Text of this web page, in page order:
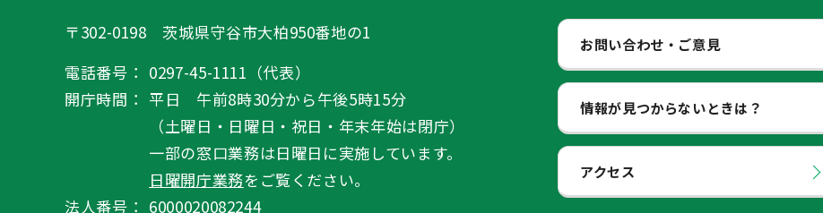
〒302-0198 茨城県守谷市大柏950番地の1
電話番号： 0297-45-1111（代表）
開庁時間： 平日 午前8時30分から午後5時15分
（土曜日・日曜日・祝日・年末年始は閉庁）
一部の窓口業務は日曜日に実施しています。
日曜開庁業務をご覧ください。
法人番号： 6000020082244
お問い合わせ・ご意見
情報が見つからないときは？
アクセス